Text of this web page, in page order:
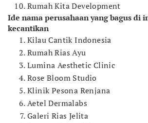
Rumah Kita Development
Ide nama perusahaan yang bagus di
kecantikan
Kilau Cantik Indonesia
Rumah Rias Ayu
Lumina Aesthetic Clinic
Rose Bloom Studio
Klinik Pesona Renjana
Aetel Dermalabs
Galeri Rias Jelita